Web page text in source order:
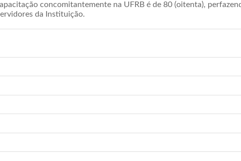
concomitantemente na UFRB é de 80 (oitenta),
da Instituição.